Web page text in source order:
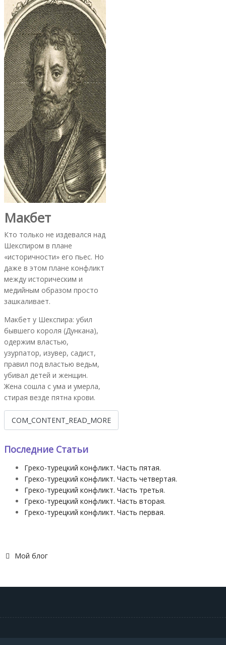
Макбет
Кто только не издевался над
Шекспиром в плане
«историчности» его пьес. Но
даже в этом плане конфликт
между историческим и
медийным образом просто
зашкаливает.
Макбет у Шекспира: убил
бывшего короля (Дункана),
одержим властью,
узурпатор, изувер, садист,
правил под властью ведьм,
убивал детей и женщин.
Жена сошла с ума и умерла,
стирая везде пятна крови.
COM_CONTENT_READ_MORE
Последние Статьи
Греко-турецкий конфликт. Часть пятая.
Греко-турецкий конфликт. Часть четвертая.
Греко-турецкий конфликт. Часть третья.
Греко-турецкий конфликт. Часть вторая.
Греко-турецкий конфликт. Часть первая.
Мой блог